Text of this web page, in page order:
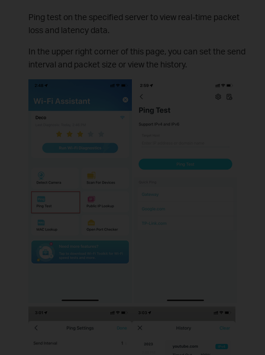
Ping test on the specified server to view real-time packet
loss and latency data.
In the upper right corner of this page, you can set the send
interval and packet size or view the history.